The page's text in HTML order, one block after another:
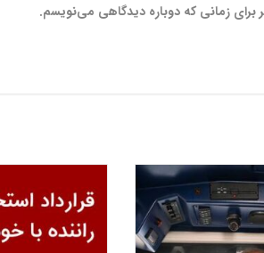
برای زمانی که دوباره دیدگاهی می‌نویسم.